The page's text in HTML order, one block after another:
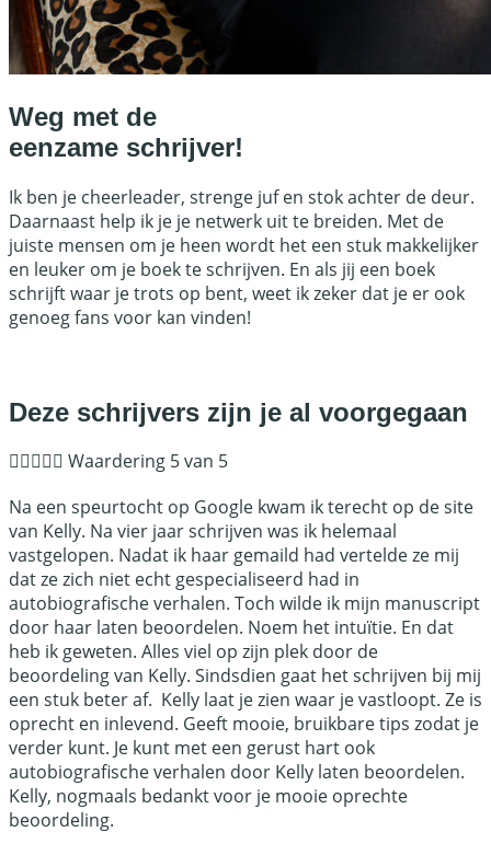
Weg met de
eenzame schrijver!
Ik ben je cheerleader, strenge juf en stok achter de deur.
Daarnaast help ik je je netwerk uit te breiden. Met de
juiste mensen om je heen wordt het een stuk makkelijker
en leuker om je boek te schrijven. En als jij een boek
schrijft waar je trots op bent, weet ik zeker dat je er ook
genoeg fans voor kan vinden!
Deze schrijvers zijn je al voorgegaan
 Waardering 5 van 5
Na een speurtocht op Google kwam ik terecht op de site
van Kelly. Na vier jaar schrijven was ik helemaal
vastgelopen. Nadat ik haar gemaild had vertelde ze mij
dat ze zich niet echt gespecialiseerd had in
autobiografische verhalen. Toch wilde ik mijn manuscript
door haar laten beoordelen. Noem het intuïtie. En dat
heb ik geweten. Alles viel op zijn plek door de
beoordeling van Kelly. Sindsdien gaat het schrijven bij mij
een stuk beter af. Kelly laat je zien waar je vastloopt. Ze is
oprecht en inlevend. Geeft mooie, bruikbare tips zodat je
verder kunt. Je kunt met een gerust hart ook
autobiografische verhalen door Kelly laten beoordelen.
Kelly, nogmaals bedankt voor je mooie oprechte
beoordeling.